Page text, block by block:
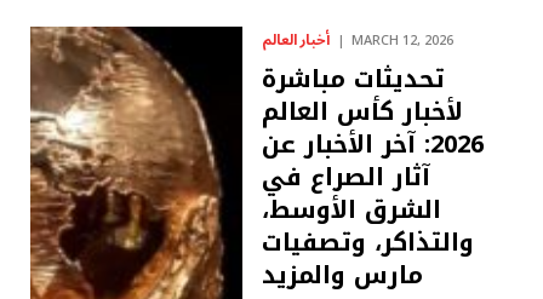
أخبار العالم MARCH 12, 2026
تحديثات مباشرة
لأخبار كأس العالم
2026: آخر الأخبار عن
آثار الصراع في
الشرق الأوسط،
والتذاكر، وتصفيات
مارس والمزيد